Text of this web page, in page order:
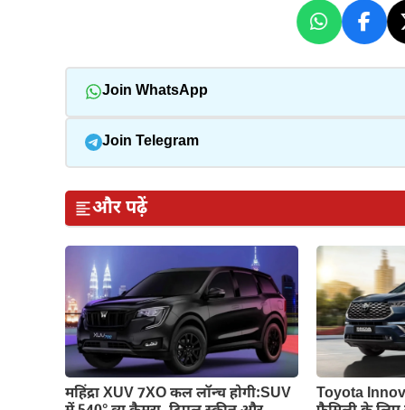
Join WhatsApp
Join Telegram
और पढ़ें
महिंद्रा XUV 7XO कल लॉन्च होगी:SUV
Toyota